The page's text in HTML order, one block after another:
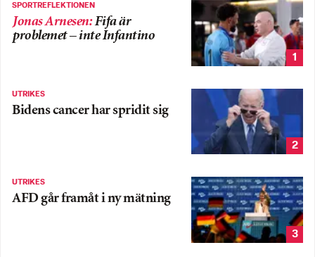
SPORTREFLEKTIONEN
Jonas Arnesen:Fifa är
problemet – inte Infantino
1
UTRIKES
Bidens cancer har spridit sig
2
UTRIKES
AFD går framåt i ny mätning
3